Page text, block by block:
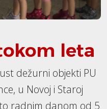
leta
dežurni objekti PU
u Novoj i Staroj
radnim danom od 5